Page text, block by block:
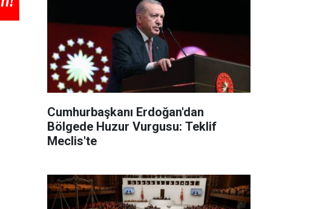
Cumhurbaşkanı Erdoğan'dan
Bölgede Huzur Vurgusu: Teklif
Meclis'te